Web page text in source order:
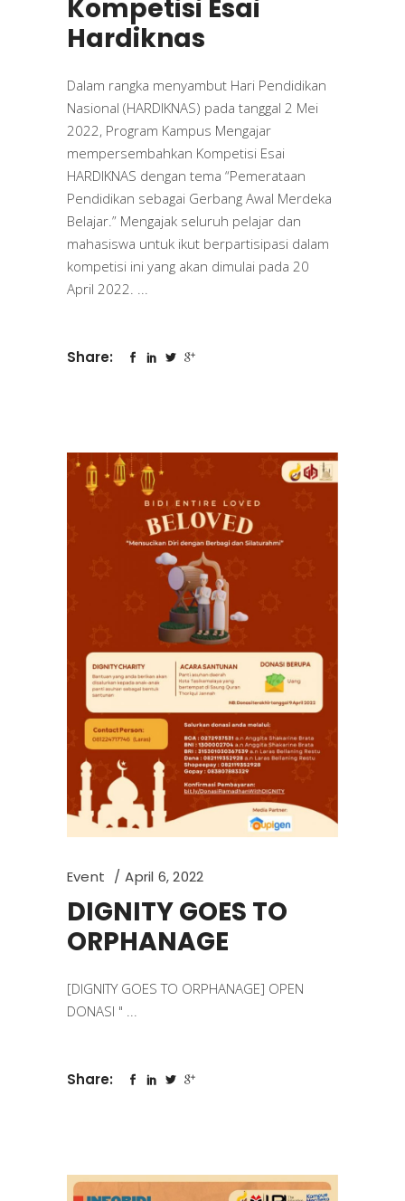
Kompetisi Esai
Hardiknas
Dalam rangka menyambut Hari Pendidikan
Nasional (HARDIKNAS) pada tanggal 2 Mei
2022, Program Kampus Mengajar
mempersembahkan Kompetisi Esai
HARDIKNAS dengan tema “Pemerataan
Pendidikan sebagai Gerbang Awal Merdeka
Belajar.” Mengajak seluruh pelajar dan
mahasiswa untuk ikut berpartisipasi dalam
kompetisi ini yang akan dimulai pada 20
April 2022.
Share:
Event April 6, 2022
DIGNITY GOES TO
ORPHANAGE
[DIGNITY GOES TO ORPHANAGE] OPEN
DONASI "
Share: